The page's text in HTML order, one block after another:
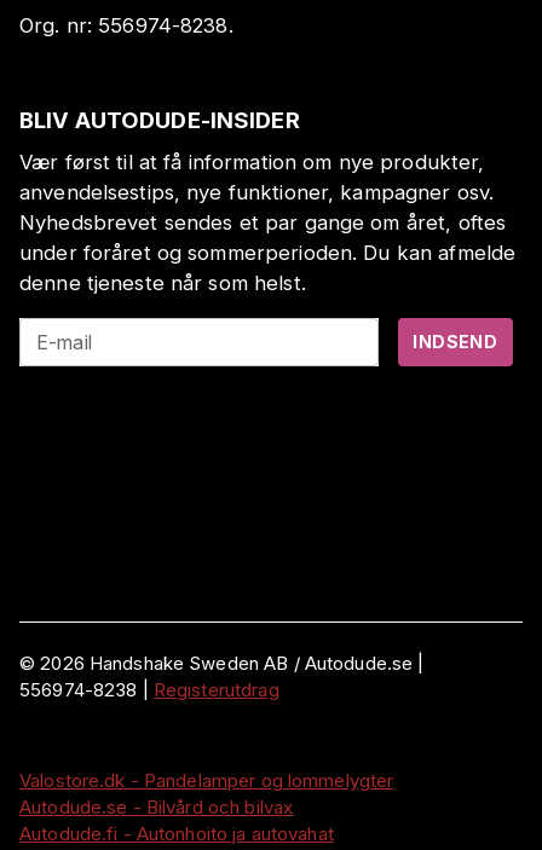
Org. nr: 556974-8238.
BLIV AUTODUDE-INSIDER
Vær først til at få information om nye produkter,
anvendelsestips, nye funktioner, kampagner osv.
Nyhedsbrevet sendes et par gange om året, oftes
under foråret og sommerperioden. Du kan afmelde
denne tjeneste når som helst.
E-mail INDSEND
©2026 Handshake Sweden AB / Autodude.se |
556974-8238
Registerutdrag
Valostore.dk - Pandelamper og lommelygter
Autodude.se - Bilvård och bilvax
Autodude.fi - Autonhoito ja autovahat